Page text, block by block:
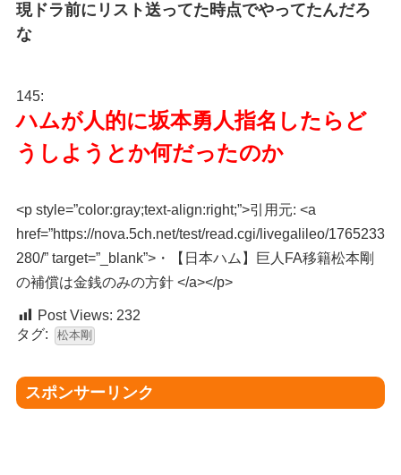
現ドラ前にリスト送ってた時点でやってたんだろ
な
145:
ハムが人的に坂本勇人指名したらど
うしようとか何だったのか
<p style=”color:gray;text-align:right;”>引用元: <a
href=”https://nova.5ch.net/test/read.cgi/livegalileo/1765233
280/” target=”_blank”>・【日本ハム】巨人FA移籍松本剛
の補償は金銭のみの方針 </a></p>
Post Views: 232
タグ:
松本剛
スポンサーリンク